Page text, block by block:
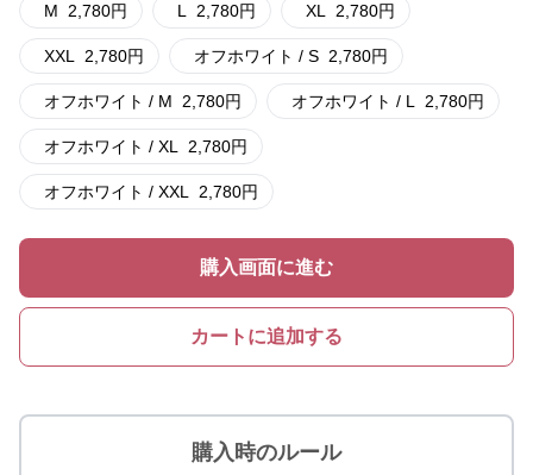
M 2,780円 L 2,780円 XL 2,780円
XXL 2,780円 オフホワイト / S 2,780円
オフホワイト / M 2,780円 オフホワイト / L 2,780円
オフホワイト / XL 2,780円
オフホワイト / XXL 2,780円
購入画面に進む
カートに追加する
購入時のルール